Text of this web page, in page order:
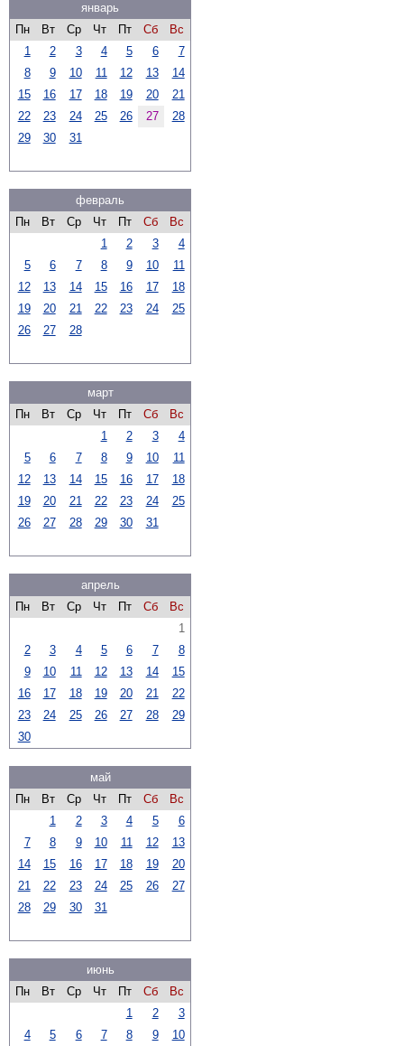
январь
Пн
Вт Ср Чт Пт Сб
Вс
1
2 3 4 5 6
7
8
9 10 11 12 13
14
15
16 17 18 19 20
21
22
23 24 25 26 27
28
29
30 31
февраль
Пн
Вт Ср Чт Пт Сб
Вс
1
2 3
4
5
6 7 8 9 10
11
12
13 14 15 16 17
18
19
20 21 22 23 24
25
26
27 28
март
Пн
Вт Ср Чт Пт Сб
Вс
1
2 3
4
5
6 7 8 9 10
11
12
13 14 15 16 17
18
19
20 21 22 23 24
25
26
27 28 29 30 31
апрель
Пн
Вт Ср Чт Пт Сб
Вс
1
2
3 4 5 6 7
8
9
10 11 12 13 14
15
16
17 18 19 20 21
22
23
24 25 26 27 28
29
30
май
Пн
Вт Ср Чт Пт Сб
Вс
1
2 3 4 5
6
7
8 9 10 11 12
13
14
15 16 17 18 19
20
21
22 23 24 25 26
27
28
29 30 31
июнь
Пн
Вт Ср Чт Пт Сб
Вс
1
2
3
4
5 6 7 8 9
10